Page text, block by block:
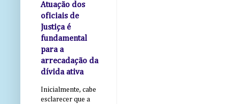
Atuação dos
oficiais de
Justiça é
fundamental
para a
arrecadação da
dívida ativa
Inicialmente, cabe
esclarecer que a